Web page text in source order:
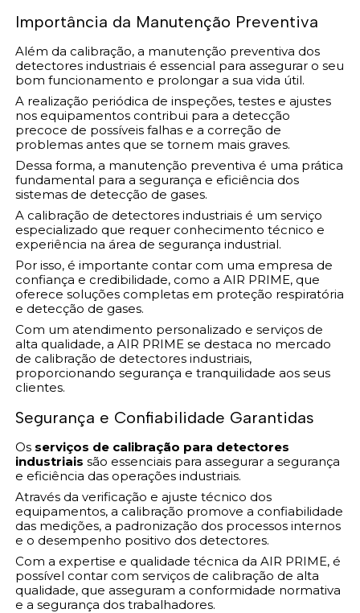
Importância da Manutenção Preventiva
Além da calibração, a manutenção preventiva dos
detectores industriais é essencial para assegurar o seu
bom funcionamento e prolongar a sua vida útil.
A realização periódica de inspeções, testes e ajustes
nos equipamentos contribui para a detecção
precoce de possíveis falhas e a correção de
problemas antes que se tornem mais graves.
Dessa forma, a manutenção preventiva é uma prática
fundamental para a segurança e eficiência dos
sistemas de detecção de gases.
A calibração de detectores industriais é um serviço
especializado que requer conhecimento técnico e
experiência na área de segurança industrial.
Por isso, é importante contar com uma empresa de
confiança e credibilidade, como a AIR PRIME, que
oferece soluções completas em proteção respiratória
e detecção de gases.
Com um atendimento personalizado e serviços de
alta qualidade, a AIR PRIME se destaca no mercado
de calibração de detectores industriais,
proporcionando segurança e tranquilidade aos seus
clientes.
Segurança e Confiabilidade Garantidas
Os serviços de calibração para detectores
industriais são essenciais para assegurar a segurança
e eficiência das operações industriais.
Através da verificação e ajuste técnico dos
equipamentos, a calibração promove a confiabilidade
das medições, a padronização dos processos internos
e o desempenho positivo dos detectores.
Com a expertise e qualidade técnica da AIR PRIME, é
possível contar com serviços de calibração de alta
qualidade, que asseguram a conformidade normativa
e a segurança dos trabalhadores.